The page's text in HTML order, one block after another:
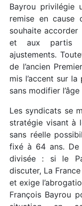
Bayrou privilégie
remise en cause
souhaite
et aux partis
ajustements.
de l’ancien
mis l’accent sur
sans modifier
Les syndicats se
stratégie visant à
sans réelle
fixé à 64 ans. De
divisée : si le
discuter, La
et exige
François Bayrou